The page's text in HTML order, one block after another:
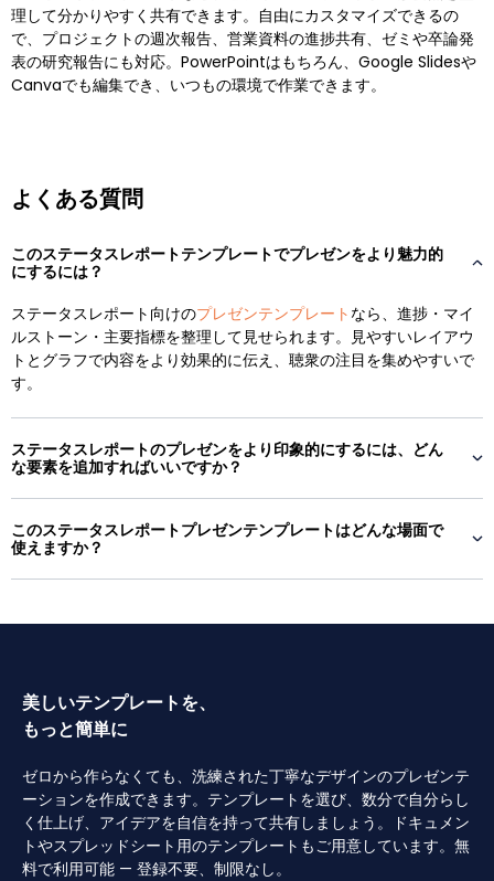
理して分かりやすく共有できます。自由にカスタマイズできるの
で、プロジェクトの週次報告、営業資料の進捗共有、ゼミや卒論発
表の研究報告にも対応。PowerPointはもちろん、Google Slidesや
Canvaでも編集でき、いつもの環境で作業できます。
よくある質問
このステータスレポートテンプレートでプレゼンをより魅力的
にするには？
ステータスレポート向けのプレゼンテンプレート なら、進捗・マイ
ルストーン・主要指標を整理して見せられます。見やすいレイアウ
トとグラフで内容をより効果的に伝え、聴衆の注目を集めやすいで
す。
ステータスレポートのプレゼンをより印象的にするには、どん
な要素を追加すればいいですか？
このステータスレポートプレゼンテンプレートはどんな場面で
使えますか？
美しいテンプレートを、
もっと簡単に
ゼロから作らなくても、洗練された丁寧なデザインのプレゼンテ
ーションを作成できます。テンプレートを選び、数分で自分らし
く仕上げ、アイデアを自信を持って共有しましょう。ドキュメン
トやスプレッドシート用のテンプレートもご用意しています。無
料で利用可能 — 登録不要、制限なし。